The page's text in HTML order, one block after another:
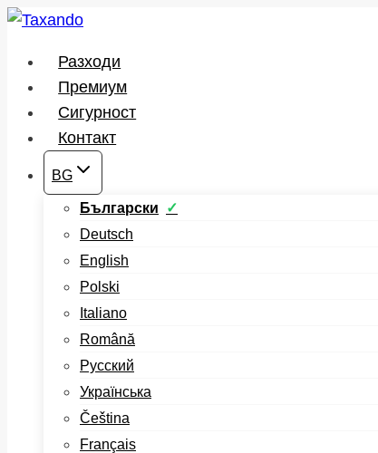
Към
Разходи
Премиум
Сигурност
Контакт
BG
Български
Deutsch
English
Polski
Italiano
Română
Русский
Українська
Čeština
Français